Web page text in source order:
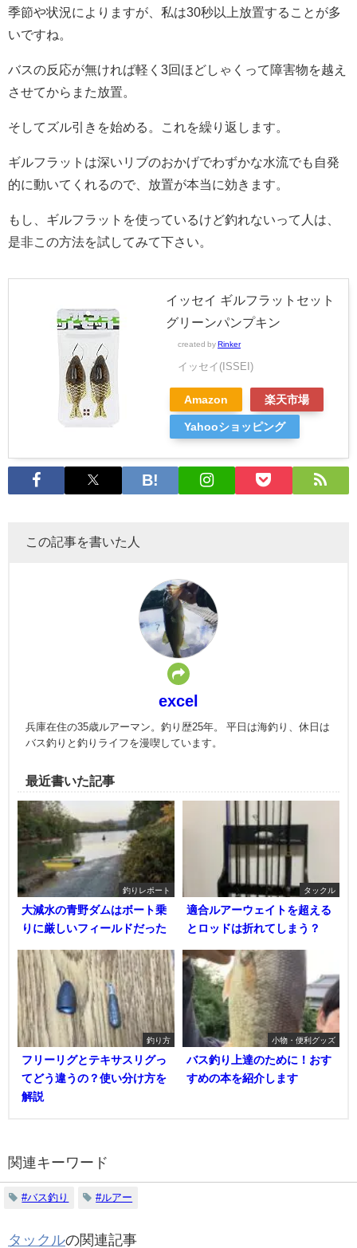
季節や状況によりますが、私は30秒以上放置することが多
いですね。
バスの反応が無ければ軽く3回ほどしゃくって障害物を越え
させてからまた放置。
そしてズル引きを始める。これを繰り返します。
ギルフラットは深いリブのおかげでわずかな水流でも自発
的に動いてくれるので、放置が本当に効きます。
もし、ギルフラットを使っているけど釣れないって人は、
是非この方法を試してみて下さい。
イッセイ ギルフラットセット
グリーンパンプキン
created by Rinker
イッセイ(ISSEI)
Amazon 楽天市場
Yahooショッピング
この記事を書いた人
excel
兵庫在住の35歳ルアーマン。釣り歴25年。 平日は海釣り、休日は
バス釣りと釣りライフを漫喫しています。
最近書いた記事
釣りレポート
大減水の青野ダムはボート乗
りに厳しいフィールドだった
タックル
適合ルアーウェイトを超える
とロッドは折れてしまう？
釣り方
フリーリグとテキサスリグっ
てどう違うの？使い分け方を
解説
小物・便利グッズ
バス釣り上達のために！おす
すめの本を紹介します
関連キーワード
#バス釣り #ルアー
タックルの関連記事